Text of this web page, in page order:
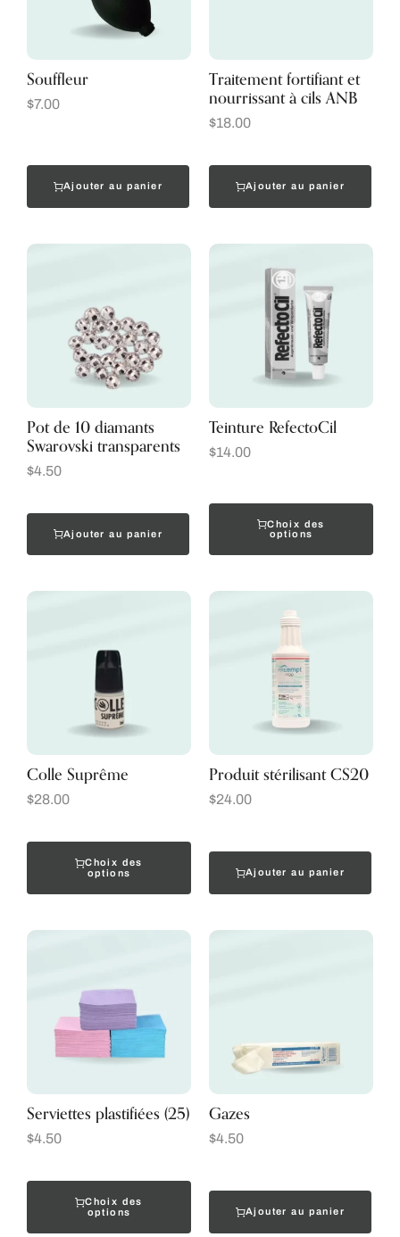
Souffleur
$7.00
Ajouter au panier
Traitement fortifiant et
nourrissant à cils ANB
$18.00
Ajouter au panier
Pot de 10 diamants
Swarovski transparents
$4.50
Ajouter au panier
Teinture RefectoCil
$14.00
Choix des
options
Colle Suprême
$28.00
Choix des
options
Produit stérilisant CS20
$24.00
Ajouter au panier
Serviettes plastifiées (25)
$4.50
Choix des
options
Gazes
$4.50
Ajouter au panier